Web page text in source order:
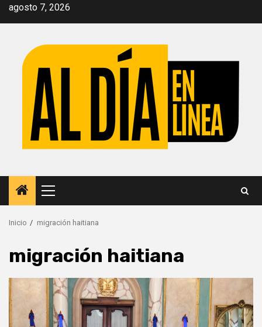
Saltar
agosto 7, 2026
Menú
principal
Inicio migración haitiana
migración haitiana